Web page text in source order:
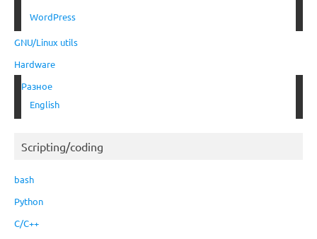
WordPress
GNU/Linux utils
Hardware
Разное
English
Scripting/coding
bash
Python
C/C++